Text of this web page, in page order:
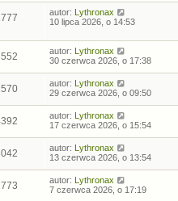
autor: Lythronax
10 lipca 2026, o 14:53
autor: Lythronax
30 czerwca 2026, o 17:38
autor: Lythronax
29 czerwca 2026, o 09:50
autor: Lythronax
17 czerwca 2026, o 15:54
autor: Lythronax
13 czerwca 2026, o 13:54
autor: Lythronax
7 czerwca 2026, o 17:19